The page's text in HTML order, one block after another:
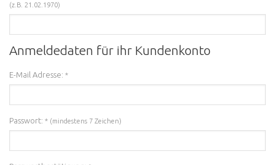
(z.B. 21.02.1970)
Anmeldedaten für ihr Kundenkonto
E-Mail Adresse: *
Passwort: * (mindestens 7 Zeichen)